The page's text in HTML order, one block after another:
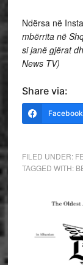
Ndërsa në
mbërrita në
si janë gjërat
News TV)
Share via:
Facebook
FILED UNDER:
TAGGED WITH: